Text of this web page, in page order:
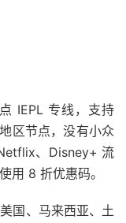
IEPL 专线，支持
区节点，没有小众
、Disney+ 流
用 8 折优惠码。
国、马来西亚、土